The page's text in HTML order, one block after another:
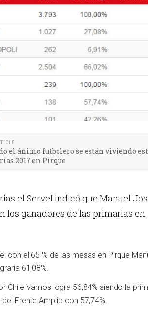
el ánimo futbolero se están viviendo
2017 en Pirque
el Servel indicó que Manuel
los ganadores de las primarias en
con el 65 % de las mesas en Pirque
61,08%.
Chile Vamos logra 56,84% siendo la
Frente Amplio con 57,74%.